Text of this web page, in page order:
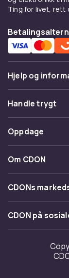
Ting for livet, rett
Hjelp og
Vanlige spørsmål
Spor pakke
Angre &
Kontakt oss
Handle trygt
Betaling
Levering
Tilbakekallinger
Oppdage
Kategorier
Varemerker
Om CDON
Om oss
Jobbe på CDON
Investor
Tilgjengelighet
CDONs
Merchant Help
CDON på